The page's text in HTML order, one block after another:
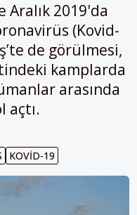
2019'da
(Kovid-
de görülmesi,
kamplarda
arasında
açtı.
KOVID-19